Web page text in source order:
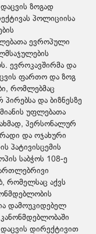
ზოგად
პოლიციისა
ევროპული
ევროკავშირმა და
ფართო და ზოგ
რომლებმაც
და ბიზნესზე
უფლებათა
პერსონალურ
და ოჯახური
პატივისცემის
საბჭოს 108-ე
რომელსაც აქვს
დამოუკიდებელ
დირექტივით